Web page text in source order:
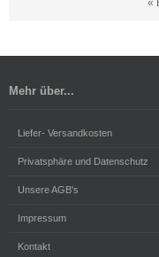
«
Mehr über...
Liefer- Versandkosten
Privatsphäre und Datenschutz
Unsere AGB's
Impressum
Kontakt